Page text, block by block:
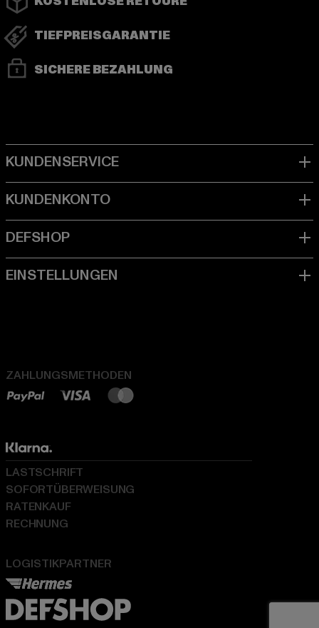
TIEFPREISGARANTIE
SICHERE BEZAHLUNG
ZAHLUNGSMETHODEN
LOGISTIKPARTNER
LASTSCHRIFT
SOFORTÜBERWEISUNG
RATENKAUF
RECHNUNG